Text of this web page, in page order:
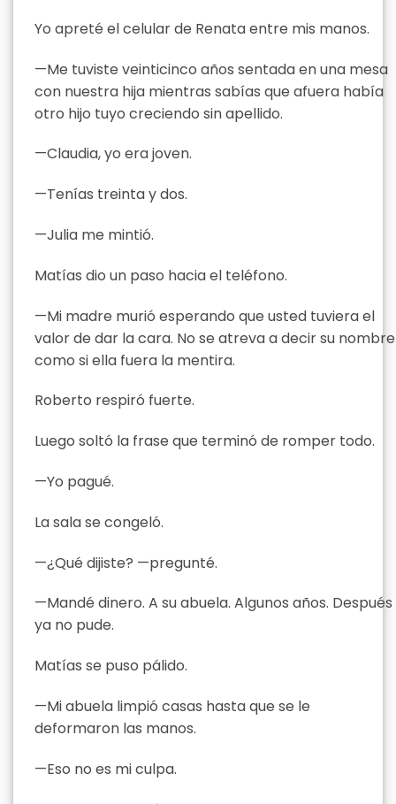
Yo apreté el celular de Renata entre mis manos.
—Me tuviste veinticinco años sentada en una mesa
con nuestra hija mientras sabías que afuera había
otro hijo tuyo creciendo sin apellido.
—Claudia, yo era joven.
—Tenías treinta y dos.
—Julia me mintió.
Matías dio un paso hacia el teléfono.
—Mi madre murió esperando que usted tuviera el
valor de dar la cara. No se atreva a decir su nombre
como si ella fuera la mentira.
Roberto respiró fuerte.
Luego soltó la frase que terminó de romper todo.
—Yo pagué.
La sala se congeló.
—¿Qué dijiste? —pregunté.
—Mandé dinero. A su abuela. Algunos años. Después
ya no pude.
Matías se puso pálido.
—Mi abuela limpió casas hasta que se le
deformaron las manos.
—Eso no es mi culpa.